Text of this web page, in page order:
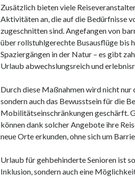
Zusätzlich bieten viele
Aktivitäten an, die auf die Bedürfnisse
zugeschnitten sind. Angefangen von
über rollstuhlgerechte Busausflüge bis
Spaziergängen in der Natur – es gibt
Urlaub abwechslungsreich und
Durch diese Maßnahmen wird nicht nur
sondern auch das Bewusstsein für die
Mobilitätseinschränkungen geschärft.
können dank solcher Angebote ihre
neue Orte erkunden, ohne sich um
Urlaub für gehbehinderte Senioren ist
Inklusion, sondern auch eine